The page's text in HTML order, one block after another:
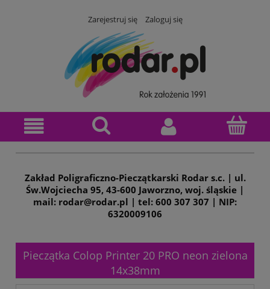
Zarejestruj się Zaloguj się
Zakład Poligraficzno-Pieczątkarski Rodar s.c. | ul.
Św.Wojciecha 95, 43-600 Jaworzno, woj. śląskie |
mail: rodar@rodar.pl | tel: 600 307 307 | NIP:
6320009106
Pieczątka Colop Printer 20 PRO neon zielona
14x38mm